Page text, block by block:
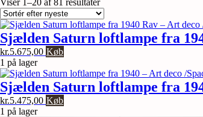
Viser 1–20 af 81 resultater
efter
seneste
Sjælden Saturn loftlampe fra
kr.5.675,00 Køb
1 på lager
Sjælden Saturn loftlampe fra
kr.5.475,00 Køb
1 på lager